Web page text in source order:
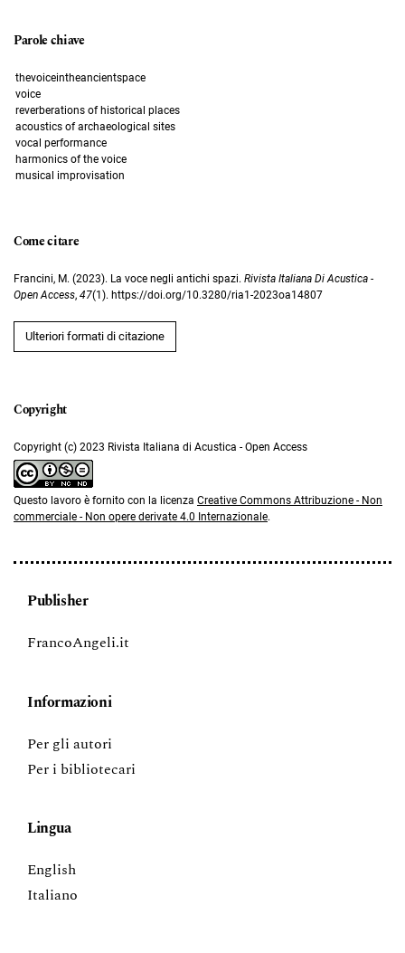
Parole chiave
thevoiceintheancientspace
voice
reverberations of historical places
acoustics of archaeological sites
vocal performance
harmonics of the voice
musical improvisation
Come citare
Francini, M. (2023). La voce negli antichi spazi. Rivista Italiana Di Acustica -
Open Access, 47(1). https://doi.org/10.3280/ria1-2023oa14807
Ulteriori formati di citazione
Copyright (c) 2023 Rivista Italiana di Acustica - Open Access
Questo lavoro è fornito con la licenza Creative Commons Attribuzione - Non
commerciale - Non opere derivate 4.0 Internazionale.
Publisher
FrancoAngeli.it
Informazioni
Per gli autori
Per i bibliotecari
Lingua
English
Italiano